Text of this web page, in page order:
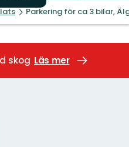
Parkering för ca 3 bilar,
skog Läs mer